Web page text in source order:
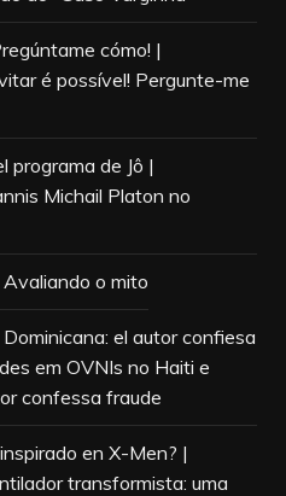
cómo! |
é possível! Pergunte-me
programa de Jô |
Michail Platon no
o mito
el autor confiesa
em OVNIs no Haiti e
confessa fraude
en X-Men? |
transformista: uma